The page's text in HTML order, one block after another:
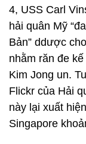
4, USS Carl
hải quân Mỹ
Bản” ddược
nhằm răn đe
Kim Jong un.
Flickr của Hải
này lại xuất
Singapore